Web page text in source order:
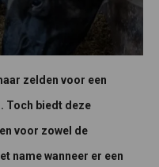
zelden voor een
Toch biedt deze
voor zowel de
name wanneer er een